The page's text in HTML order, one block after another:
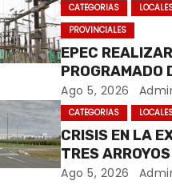
CATEGORIAS
PROVINCIALES
EPEC
PROGRAMADO
JUEVES EN RÍO
Ago 5, 2026
CATEGORIAS
CRISIS EN LA
TRES
CIERRE DE LA
Ago 5, 2026